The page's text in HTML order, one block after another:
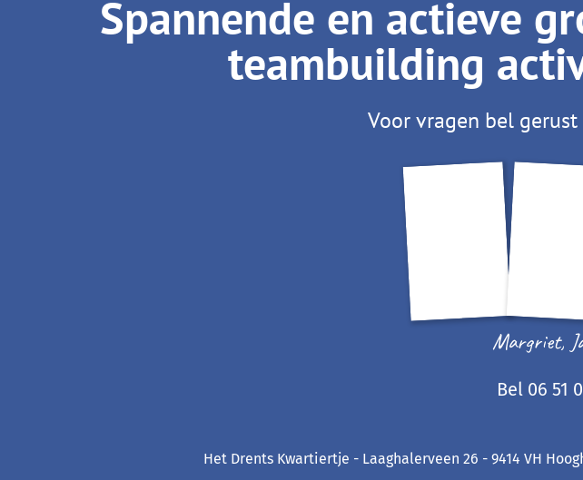
Spannende en actieve
teambuilding
Voor vragen bel
Margriet,
Bel 06 51
Het Drents Kwartiertje - Laaghalerveen 26 - 9414 VH